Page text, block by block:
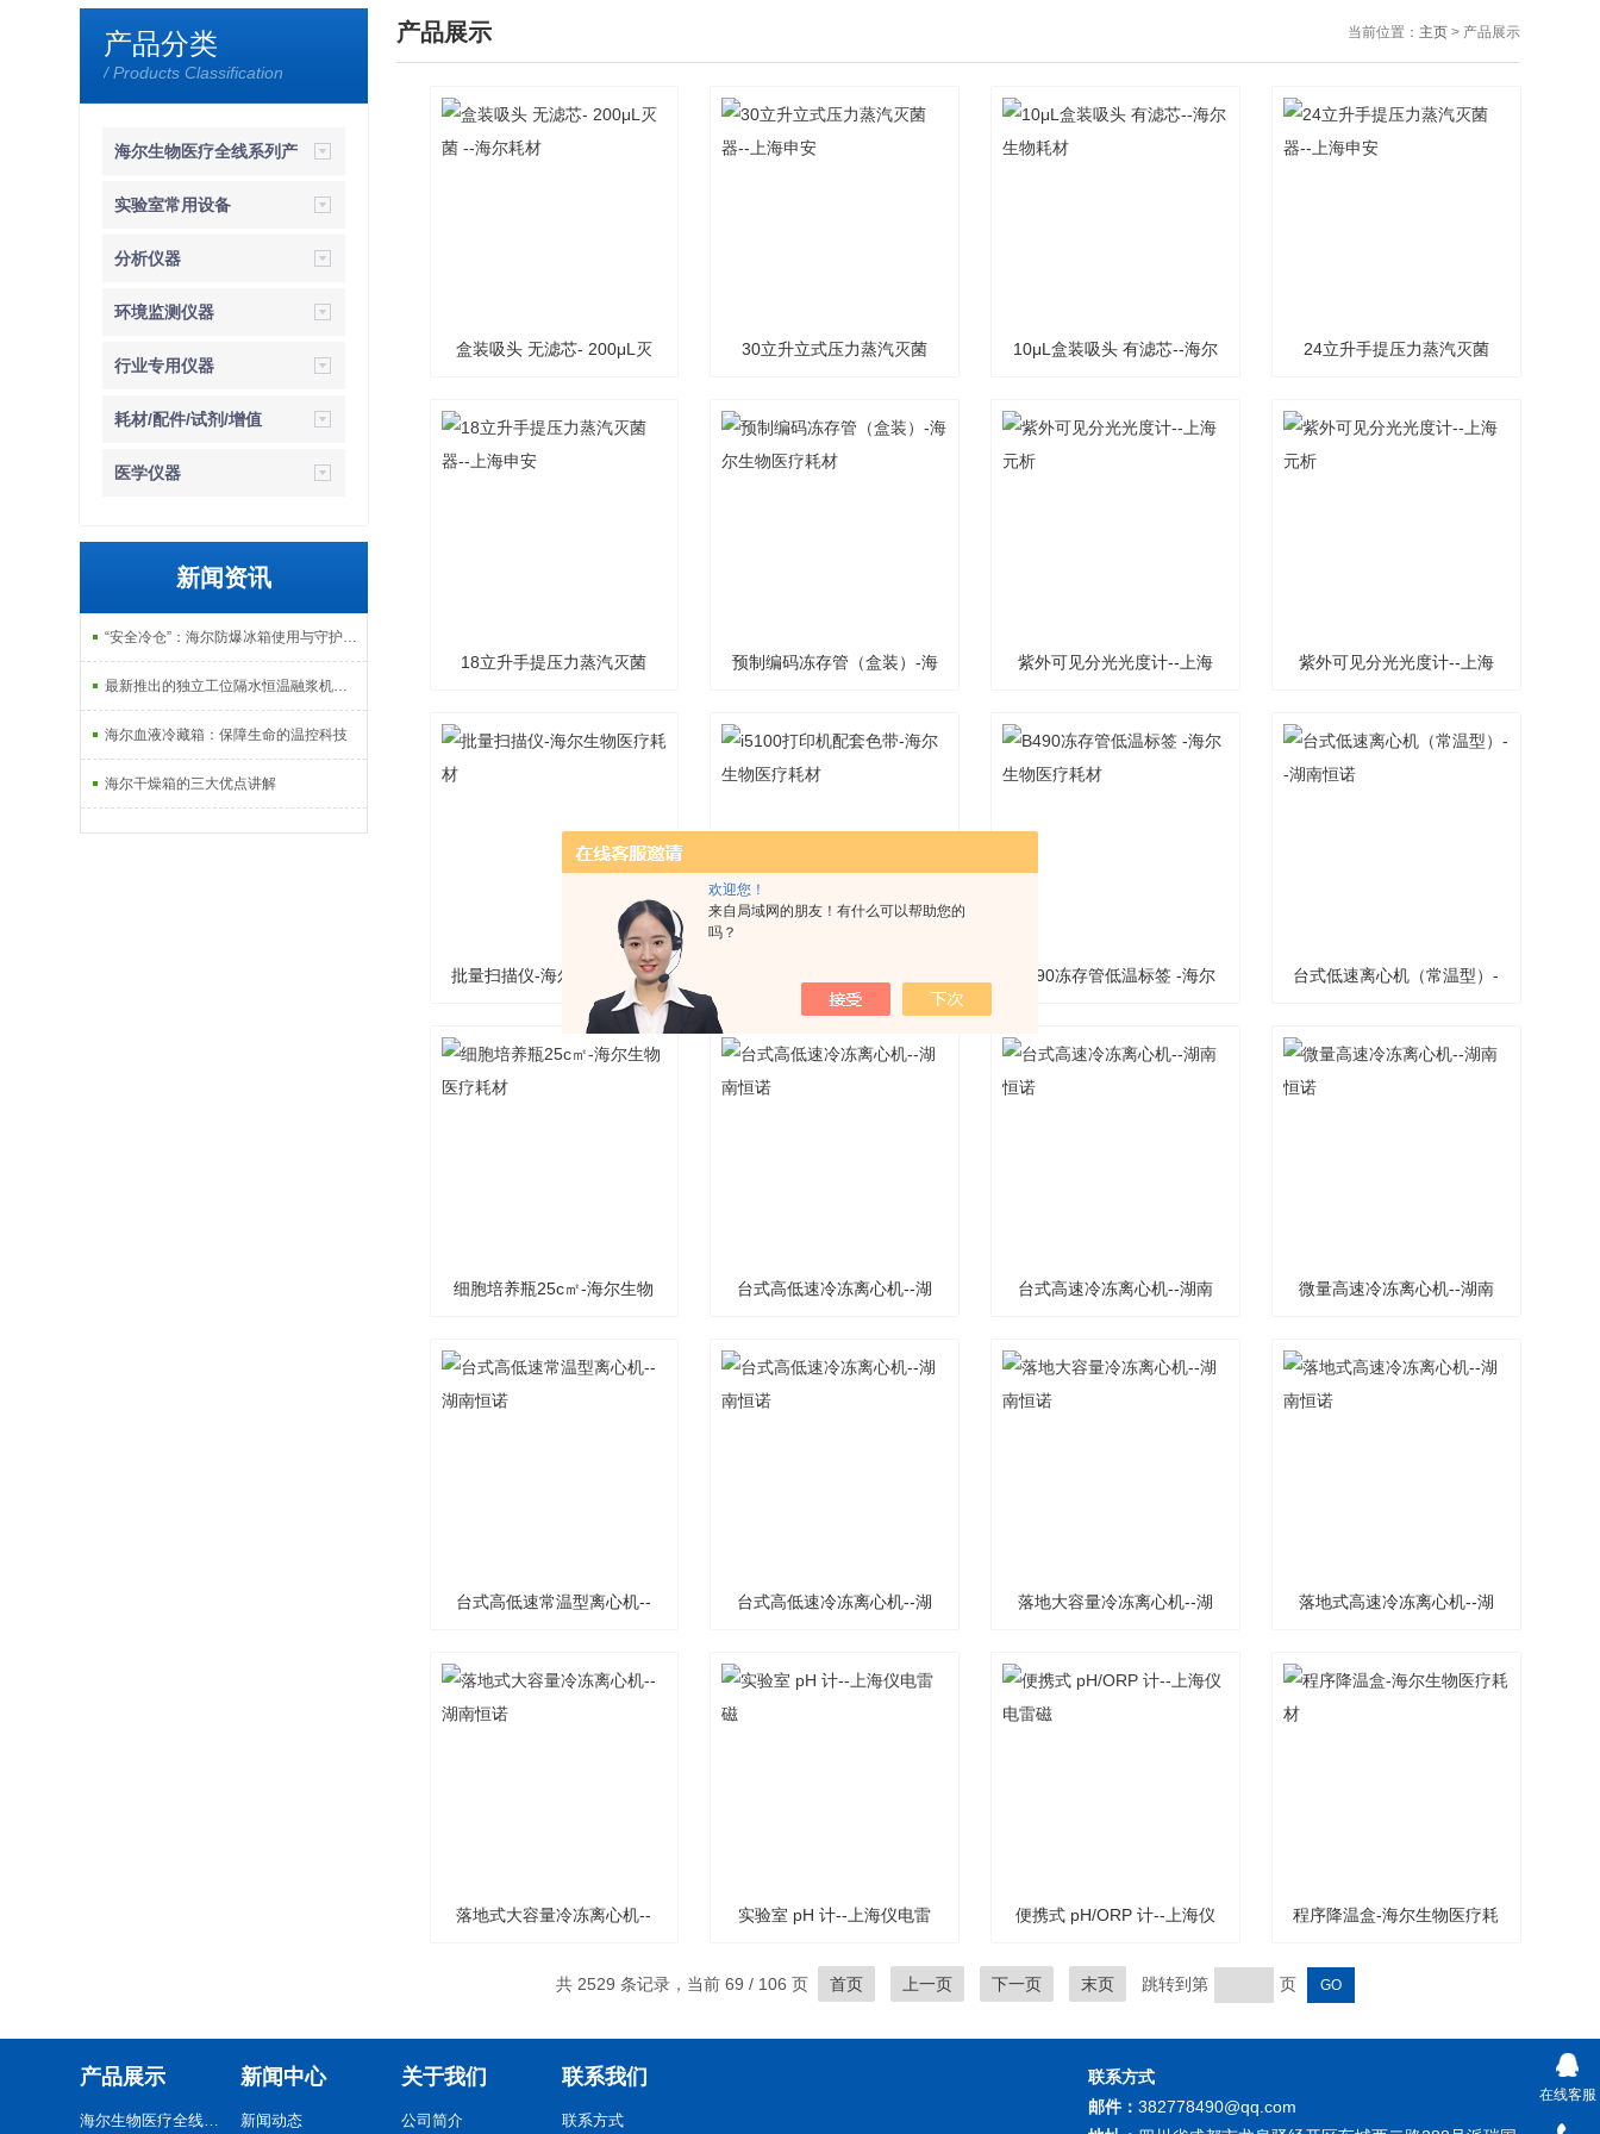
欢迎您！
来自局域网的朋友！有什么可以帮助您的
吗？
产品分类
/ Products Classification
海尔生物医疗全线系列产
品
实验室常用设备
分析仪器
环境监测仪器
行业专用仪器
耗材/配件/试剂/增值
医学仪器
新闻资讯
“安全冷仓”：海尔防爆冰箱使用与守护指南
最新推出的独立工位隔水恒温融浆机产品系列
海尔血液冷藏箱：保障生命的温控科技
海尔干燥箱的三大优点讲解
产品展示 当前位置： 主页> 产品展示
盒装吸头 无滤芯- 200μL灭 30立升立式压力蒸汽灭菌 10μL盒装吸头 有滤芯--海尔 24立升手提压力蒸汽灭菌
18立升手提压力蒸汽灭菌 预制编码冻存管（盒装）-海 紫外可见分光光度计--上海 紫外可见分光光度计--上海
批量扫描仪-海尔生物医疗耗 B490冻存管低温标签 -海尔 台式低速离心机（常温型）-
细胞培养瓶25c㎡-海尔生物 台式高低速冷冻离心机--湖 台式高速冷冻离心机--湖南 微量高速冷冻离心机--湖南
台式高低速常温型离心机-- 台式高低速冷冻离心机--湖 落地大容量冷冻离心机--湖 落地式高速冷冻离心机--湖
落地式大容量冷冻离心机-- 实验室 pH 计--上海仪电雷
磁
便携式 pH/ORP 计--上海仪
电雷磁
程序降温盒-海尔生物医疗耗
共 2529 条记录，当前 69 / 106 页
首页 上一页 下一页 末页 跳转到第 页
产品展示
海尔生物医疗全线系列产品
新闻中心
新闻动态
关于我们
公司简介
联系我们
联系方式
联系方式
邮件： 382778490@qq.com
在线客服